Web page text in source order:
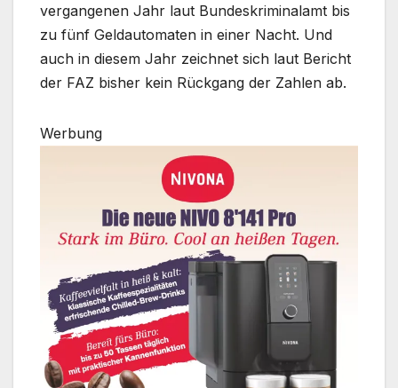
vergangenen Jahr laut Bundeskriminalamt bis
zu fünf Geldautomaten in einer Nacht. Und
auch in diesem Jahr zeichnet sich laut Bericht
der FAZ bisher kein Rückgang der Zahlen ab.
Werbung